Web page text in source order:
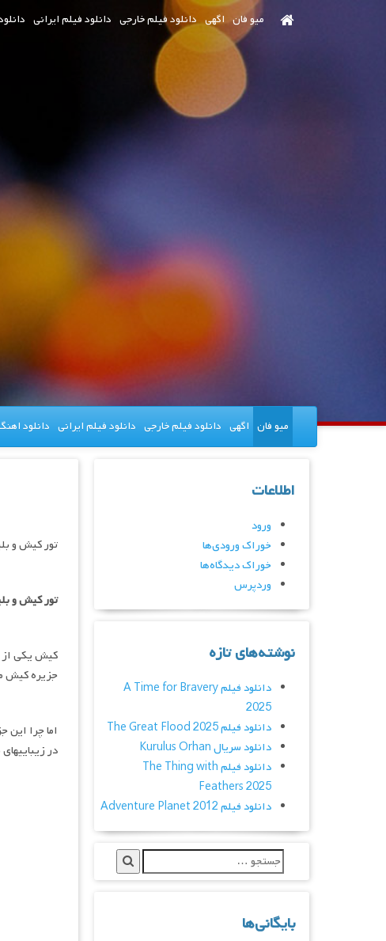
میو فان اگهی دانلود فیلم خارجی دانلود فیلم ایرانی
میو فان اگهی دانلود فیلم خارجی دانلود فیلم ایرانی دانلود
تور کیش و
تور کیش و
کیش یکی از
جزیره کیش
اما چرا
در
اطلاعات
ورود
خوراک ورودی‌ها
خوراک دیدگاه‌ها
وردپرس
نوشته‌های تازه
دانلود فیلم A Time for Bravery
2025
دانلود فیلم The Great Flood 2025
دانلود سریال Kurulus Orhan
دانلود فیلم The Thing with
Feathers 2025
دانلود فیلم Adventure Planet 2012
بایگانی‌ها